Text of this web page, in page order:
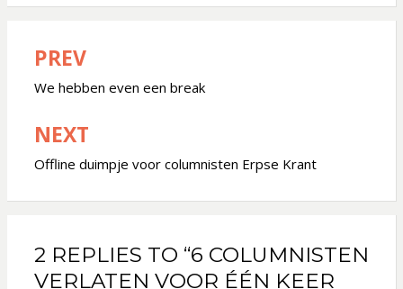
p k
Bericht
navigatie
PREV
We hebben even een break
NEXT
Offline duimpje voor columnisten Erpse Krant
2 REPLIES TO “6 COLUMNISTEN
VERLATEN VOOR ÉÉN KEER